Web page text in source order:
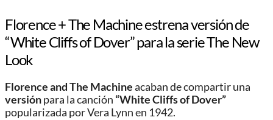
Florence + The Machine estrena versión de
“White Cliffs of Dover” para la serie The New
Look
Florence and The Machineacaban de compartir una
versiónpara la canción “White Cliffs of Dover”
popularizada por Vera Lynn en 1942.